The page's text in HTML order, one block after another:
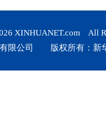
XINHUANET.com All
有限公司 版权所有：新